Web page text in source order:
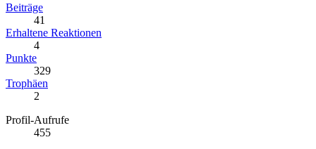
Beiträge
41
Erhaltene Reaktionen
4
Punkte
329
Trophäen
2
Profil-Aufrufe
455